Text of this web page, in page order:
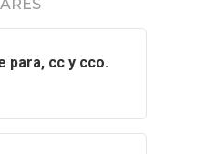
para, cc y cco.